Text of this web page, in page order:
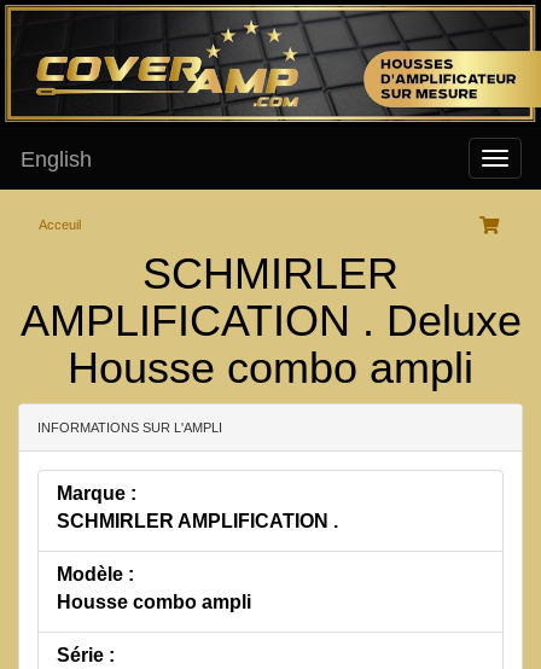
English
Acceuil
SCHMIRLER
AMPLIFICATION . Deluxe
Housse combo ampli
INFORMATIONS SUR L'AMPLI
Marque :
SCHMIRLER AMPLIFICATION .
Modèle :
Housse combo ampli
Série :